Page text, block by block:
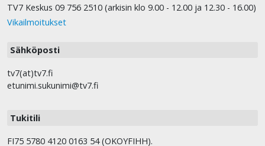
TV7 Keskus 09 756 2510 (arkisin klo 9.00 - 12.00 ja 12.30 - 16.00)
Vikailmoitukset
Sähköposti
tv7(at)tv7.fi
etunimi.sukunimi@tv7.fi
Tukitili
FI75 5780 4120 0163 54 (OKOYFIHH).